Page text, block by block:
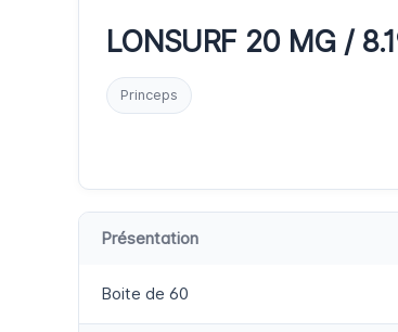
LONSURF 20 MG /
Princeps
Présentation
Boite de 60